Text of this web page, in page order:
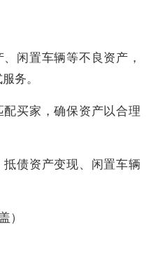
闲置车辆等不良资产，
务。
买家，确保资产以合理
债资产变现、闲置车辆
）